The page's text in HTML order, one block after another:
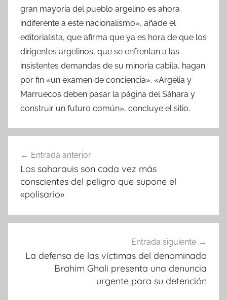
gran mayoría del pueblo argelino es ahora
indiferente a este nacionalismo», añade el
editorialista, que afirma que ya es hora de que los
dirigentes argelinos, que se enfrentan a las
insistentes demandas de su minoría cabila, hagan
por fin «un examen de conciencia». «Argelia y
Marruecos deben pasar la página del Sáhara y
construir un futuro común», concluye el sitio.
de
entradas
Entrada anterior
Los saharauis son cada vez más
conscientes del peligro que supone el
«polisario»
Entrada siguiente
La defensa de las víctimas del denominado
Brahim Ghali presenta una denuncia
urgente para su detención